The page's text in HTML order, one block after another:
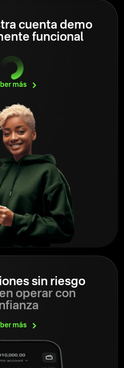
cuenta demo
funcional
más
sin riesgo
operar con
más